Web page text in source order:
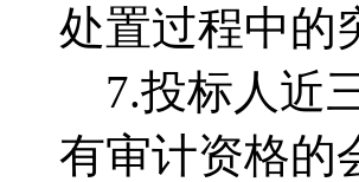
处置过程中的
7.投标人近
有审计资格的